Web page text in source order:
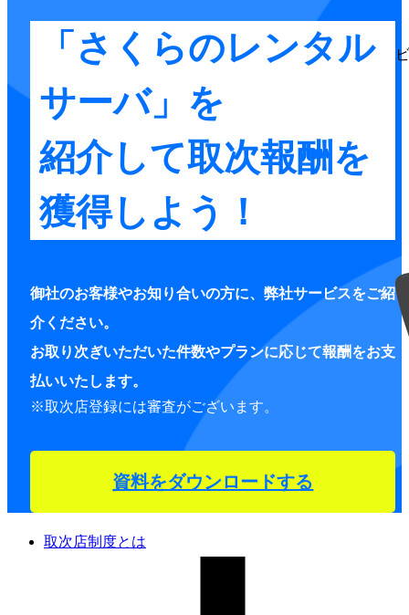
「さくらのレンタル
サーバ」を
紹介して取次報酬を
獲得しよう！
御社のお客様やお知り合いの方に、弊社サービスをご紹
介ください。
お取り次ぎいただいた件数やプランに応じて報酬をお支
払いいたします。
※取次店登録には審査がございます。
資料をダウンロードする
取次店制度とは